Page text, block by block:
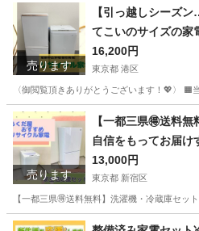
東京 北区 生活家電
取り付け
売ります
【引っ越しシーズ
てこいのサイズの家
る前に急いでご連絡
16,200円
東京都 港区
〈御閲覧頂きありがとうございます！💖〉
東京 港区 生活家電 千葉 松
売ります
【一都三県🉐送料
自信をもってお届け
13,000円
東京都 新宿区
【一都三県🉐送料無料】洗濯機・冷蔵庫セ
東京 新宿区 キッチン家電 商品